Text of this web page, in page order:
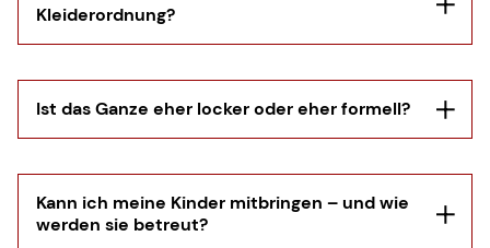
Wir singen moderne christliche Lieder.
zuhören oder mitmachen, wie es für dich
passt.
Kleiderordnung?
Komm so, wie du dich wohlfühlst. Ob leger
oder schicker – bei uns gibt es keine
Kleiderordnung.
Ist das Ganze eher locker oder eher formell?
Kann ich meine Kinder mitbringen – und wie
werden sie betreut?